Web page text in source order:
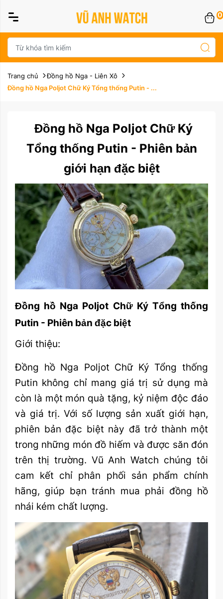
0
Trang chủ
Đồng hồ Nga - Liên Xô
Đồng hồ Nga Poljot Chữ Ký Tổng thống Putin - ...
Đồng hồ Nga Poljot Chữ Ký
Tổng thống Putin - Phiên bản
giới hạn đặc biệt
Đồng hồ Nga Poljot Chữ Ký Tổng thống
Putin - Phiên bản đặc biệt
Giới thiệu:
Đồng hồ Nga Poljot Chữ Ký Tổng thống
Putin không chỉ mang giá trị sử dụng mà
còn là một món quà tặng, kỷ niệm độc đáo
và giá trị. Với số lượng sản xuất giới hạn,
phiên bản đặc biệt này đã trở thành một
trong những món đồ hiếm và được săn đón
trên thị trường. Vũ Anh Watch chúng tôi
cam kết chỉ phân phối sản phẩm chính
hãng, giúp bạn tránh mua phải đồng hồ
nhái kém chất lượng.